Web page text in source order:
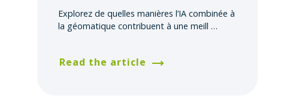
Explorez de quelles manières l’IA combinée à
la géomatique contribuent à une meill…
Read the article